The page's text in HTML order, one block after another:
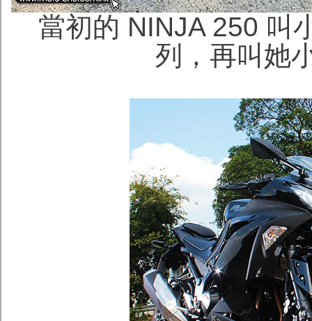
當初的 NINJA 250 叫
列，再叫她